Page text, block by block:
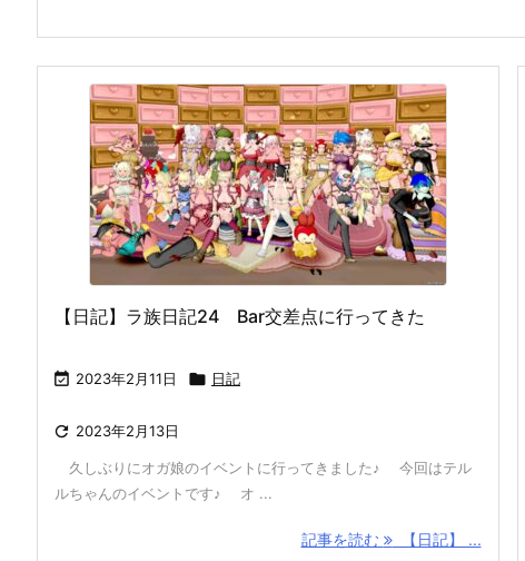
【日記】ラ族日記24 Bar交差点に行ってきた
 2023年2月11日  日記
 2023年2月13日
久しぶりにオガ娘のイベントに行ってきました♪ 今回はテル
ルちゃんのイベントです♪ オ ...
記事を読む 【日記】 ...